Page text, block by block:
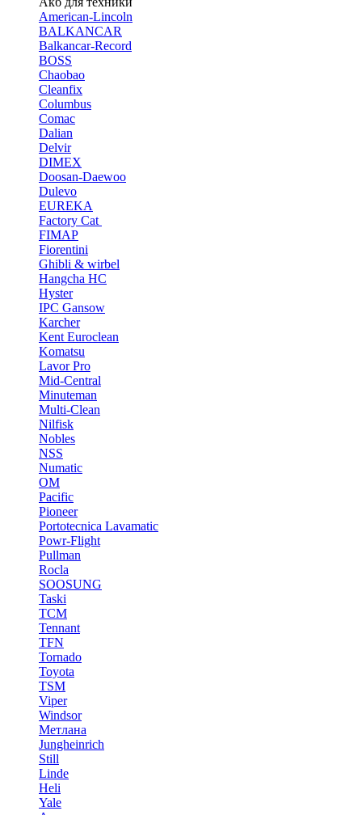
American-Lincoln
BALKANCAR
Balkancar-Record
BOSS
Chaobao
Cleanfix
Columbus
Comac
Dalian
Delvir
DIMEX
Doosan-Daewoo
Dulevo
EUREKA
Factory Cat
FIMAP
Fiorentini
Ghibli & wirbel
Hangcha HC
Hyster
IPC Gansow
Karcher
Kent Euroclean
Komatsu
Lavor Pro
Mid-Central
Minuteman
Multi-Clean
Nilfisk
Nobles
NSS
Numatic
OM
Pacific
Pioneer
Portotecnica Lavamatic
Powr-Flight
Pullman
Rocla
SOOSUNG
Taski
TCM
Tennant
TFN
Tornado
Toyota
TSM
Viper
Windsor
Метлана
Jungheinrich
Still
Linde
Heli
Yale